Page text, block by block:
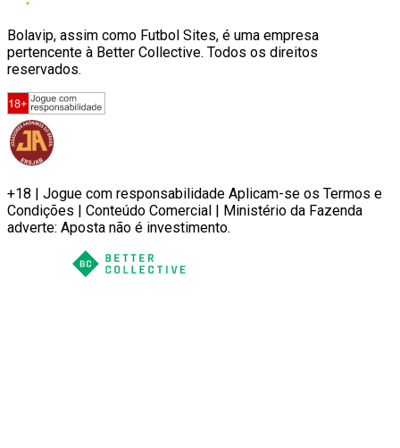
Bolavip, assim como Futbol Sites, é uma empresa
pertencente à Better Collective. Todos os direitos
reservados.
+18 | Jogue com responsabilidade Aplicam-se os Termos e
Condições | Conteúdo Comercial | Ministério da Fazenda
adverte: Aposta não é investimento.